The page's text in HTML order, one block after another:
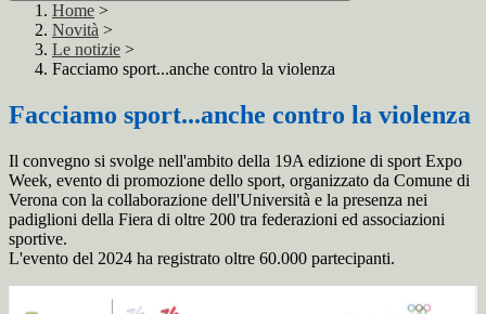
Home >
Novità >
Le notizie >
Facciamo sport...anche contro la violenza
Facciamo sport...anche contro la violenza
Il convegno si svolge nell'ambito della 19A edizione di sport Expo
Week, evento di promozione dello sport, organizzato da Comune di
Verona con la collaborazione dell'Università e la presenza nei
padiglioni della Fiera di oltre 200 tra federazioni ed associazioni
sportive.
L'evento del 2024 ha registrato oltre 60.000 partecipanti.